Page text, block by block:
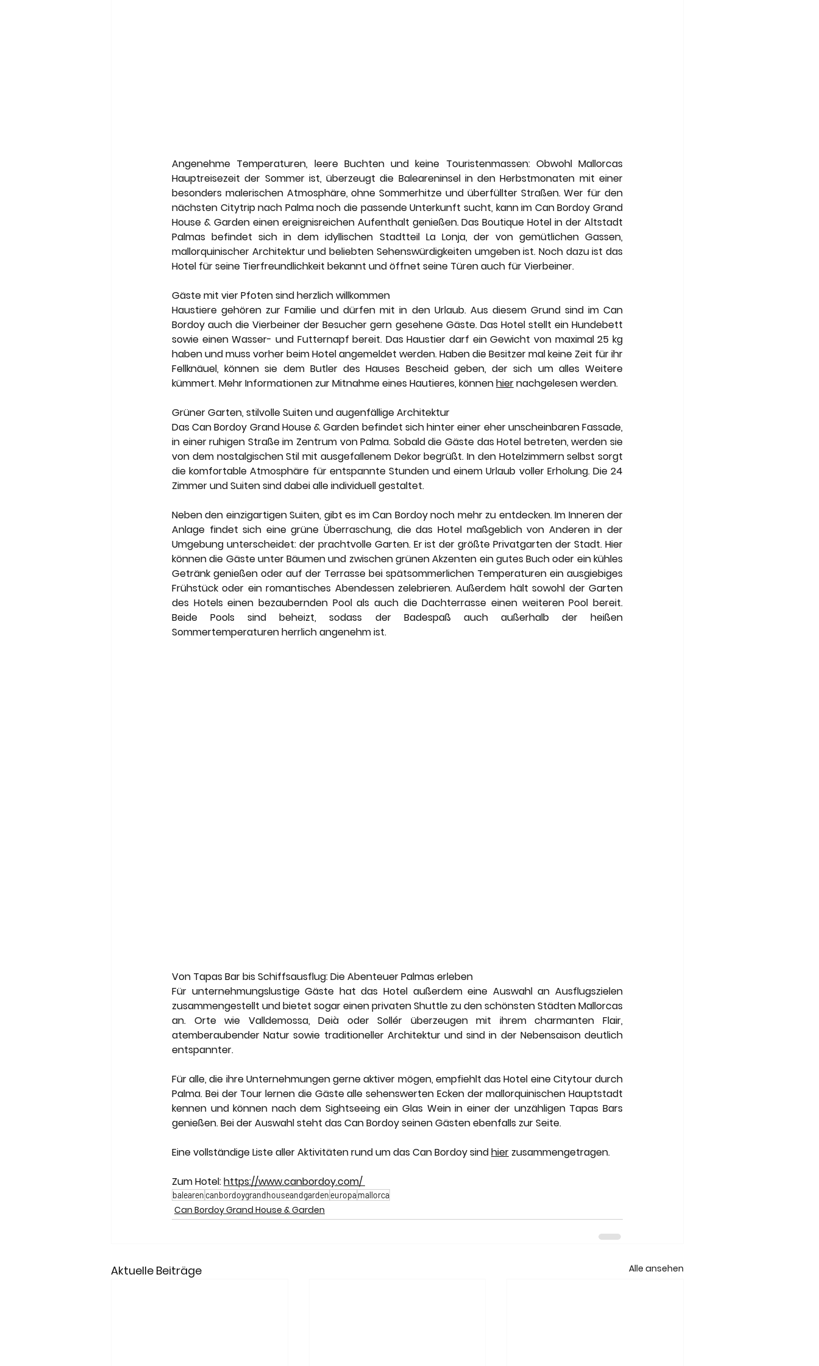
Angenehme Temperaturen, leere Buchten und keine Touristenmassen: Obwohl Mallorcas
Hauptreisezeit der Sommer ist, überzeugt die Baleareninsel in den Herbstmonaten mit einer
besonders malerischen Atmosphäre, ohne Sommerhitze und überfüllter Straßen. Wer für den
nächsten Citytrip nach Palma noch die passende Unterkunft sucht, kann im Can Bordoy Grand
House & Garden einen ereignisreichen Aufenthalt genießen. Das Boutique Hotel in der Altstadt
Palmas befindet sich in dem idyllischen Stadtteil La Lonja, der von gemütlichen Gassen,
mallorquinischer Architektur und beliebten Sehenswürdigkeiten umgeben ist. Noch dazu ist das
Hotel für seine Tierfreundlichkeit bekannt und öffnet seine Türen auch für Vierbeiner.
Gäste mit vier Pfoten sind herzlich willkommen
Haustiere gehören zur Familie und dürfen mit in den Urlaub. Aus diesem Grund sind im Can
Bordoy auch die Vierbeiner der Besucher gern gesehene Gäste. Das Hotel stellt ein Hundebett
sowie einen Wasser- und Futternapf bereit. Das Haustier darf ein Gewicht von maximal 25 kg
haben und muss vorher beim Hotel angemeldet werden. Haben die Besitzer mal keine Zeit für ihr
Fellknäuel, können sie dem Butler des Hauses Bescheid geben, der sich um alles Weitere
kümmert. Mehr Informationen zur Mitnahme eines Hautieres, können hiernachgelesen werden.
Grüner Garten, stilvolle Suiten und augenfällige Architektur
Das Can Bordoy Grand House & Garden befindet sich hinter einer eher unscheinbaren Fassade,
in einer ruhigen Straße im Zentrum von Palma. Sobald die Gäste das Hotel betreten, werden sie
von dem nostalgischen Stil mit ausgefallenem Dekor begrüßt. In den Hotelzimmern selbst sorgt
die komfortable Atmosphäre für entspannte Stunden und einem Urlaub voller Erholung. Die 24
Zimmer und Suiten sind dabei alle individuell gestaltet.
Neben den einzigartigen Suiten, gibt es im Can Bordoy noch mehr zu entdecken. Im Inneren der
Anlage findet sich eine grüne Überraschung, die das Hotel maßgeblich von Anderen in der
Umgebung unterscheidet: der prachtvolle Garten. Er ist der größte Privatgarten der Stadt. Hier
können die Gäste unter Bäumen und zwischen grünen Akzenten ein gutes Buch oder ein kühles
Getränk genießen oder auf der Terrasse bei spätsommerlichen Temperaturen ein ausgiebiges
Frühstück oder ein romantisches Abendessen zelebrieren. Außerdem hält sowohl der Garten
des Hotels einen bezaubernden Pool als auch die Dachterrasse einen weiteren Pool bereit.
Beide Pools sind beheizt, sodass der Badespaß auch außerhalb der heißen
Sommertemperaturen herrlich angenehm ist.
Von Tapas Bar bis Schiffsausflug: Die Abenteuer Palmas erleben
Für unternehmungslustige Gäste hat das Hotel außerdem eine Auswahl an Ausflugszielen
zusammengestellt und bietet sogar einen privaten Shuttle zu den schönsten Städten Mallorcas
an. Orte wie Valldemossa, Deià oder Sollér überzeugen mit ihrem charmanten Flair,
atemberaubender Natur sowie traditioneller Architektur und sind in der Nebensaison deutlich
entspannter.
Für alle, die ihre Unternehmungen gerne aktiver mögen, empfiehlt das Hotel eine Citytour durch
Palma. Bei der Tour lernen die Gäste alle sehenswerten Ecken der mallorquinischen Hauptstadt
kennen und können nach dem Sightseeing ein Glas Wein in einer der unzähligen Tapas Bars
genießen. Bei der Auswahl steht das Can Bordoy seinen Gästen ebenfalls zur Seite.
Eine vollständige Liste aller Aktivitäten rund um das Can Bordoy sind hier zusammengetragen.
Zum Hotel: https://www.canbordoy.com/
balearen canbordoygrandhouseandgarden europamallorca
Can Bordoy Grand House & Garden
Aktuelle Beiträge Alle ansehen